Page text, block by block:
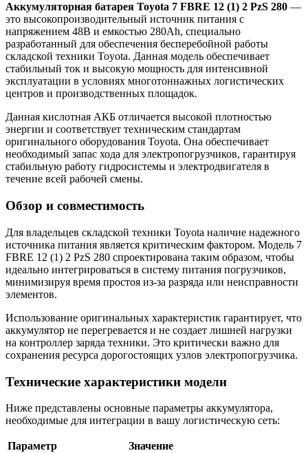
Аккумуляторная батарея Toyota 7 FBRE 12 (1) 2 PzS 280 —
это высокопроизводительный источник питания с
напряжением 48В и емкостью 280Ah, специально
разработанный для обеспечения бесперебойной работы
складской техники Toyota. Данная модель обеспечивает
стабильный ток и высокую мощность для интенсивной
эксплуатации в условиях многотоннажных логистических
центров и производственных площадок.
Данная кислотная АКБ отличается высокой плотностью
энергии и соответствует техническим стандартам
оригинального оборудования Toyota. Она обеспечивает
необходимый запас хода для электропогрузчиков, гарантируя
стабильную работу гидросистемы и электродвигателя в
течение всей рабочей смены.
Обзор и совместимость
Для владельцев складской техники Toyota наличие надежного
источника питания является критическим фактором. Модель 7
FBRE 12 (1) 2 PzS 280 спроектирована таким образом, чтобы
идеально интегрироваться в систему питания погрузчиков,
минимизируя время простоя из-за разряда или неисправности
элементов.
Использование оригинальных характеристик гарантирует, что
аккумулятор не перегревается и не создает лишней нагрузки
на контроллер заряда техники. Это критически важно для
сохранения ресурса дорогостоящих узлов электропогрузчика.
Технические характеристики модели
Ниже представлены основные параметры аккумулятора,
необходимые для интеграции в вашу логистическую сеть:
Параметр
Значение